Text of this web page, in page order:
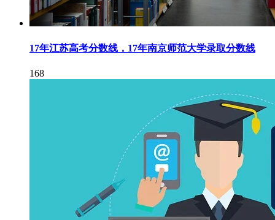
17年江苏高考分数线，17年南京师范大学录取分数线
168